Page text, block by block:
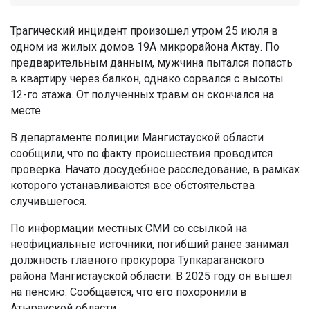
Трагический инцидент произошел утром 25 июля в
одном из жилых домов 19А микрорайона Актау. По
предварительным данным, мужчина пытался попасть
в квартиру через балкон, однако сорвался с высоты
12-го этажа. От полученных травм он скончался на
месте.
В департаменте полиции Мангистауской области
сообщили, что по факту происшествия проводится
проверка. Начато досудебное расследование, в рамках
которого устанавливаются все обстоятельства
случившегося.
По информации местных СМИ со ссылкой на
неофициальные источники, погибший ранее занимал
должность главного прокурора Тупкараганского
района Мангистауской области. В 2025 году он вышел
на пенсию. Сообщается, что его похоронили в